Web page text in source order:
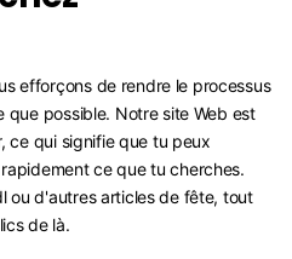
efforçons de rendre le processus
possible. Notre site Web est
ce qui signifie que tu peux
ce que tu cherches.
ou d'autres articles de fête, tout
de là.